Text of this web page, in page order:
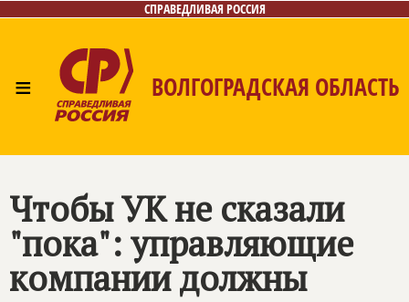
СПРАВЕДЛИВАЯ РОССИЯ
≡ ВОЛГОГРАДСКАЯ ОБЛАСТЬ
Чтобы УК не сказали
"пока": управляющие
компании должны